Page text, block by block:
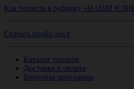
Как попасть в рубрику «НАШИ
Скачать прайс-лист
Каталог товаров
Доставка и оплата
Бонусная программа